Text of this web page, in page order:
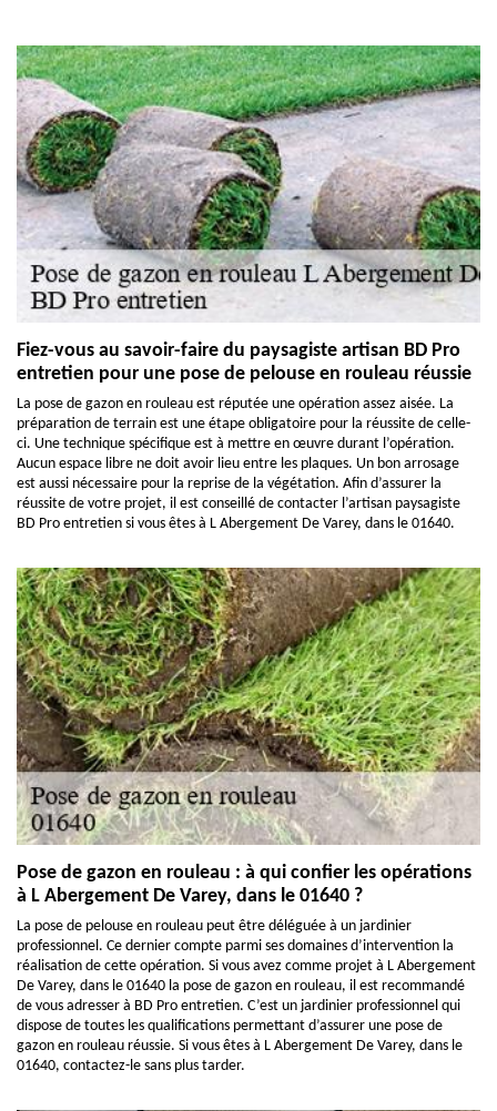
Fiez-vous au savoir-faire du paysagiste artisan BD Pro
entretien pour une pose de pelouse en rouleau réussie
La pose de gazon en rouleau est réputée une opération assez aisée. La
préparation de terrain est une étape obligatoire pour la réussite de celle-
ci. Une technique spécifique est à mettre en œuvre durant l’opération.
Aucun espace libre ne doit avoir lieu entre les plaques. Un bon arrosage
est aussi nécessaire pour la reprise de la végétation. Afin d’assurer la
réussite de votre projet, il est conseillé de contacter l’artisan paysagiste
BD Pro entretien si vous êtes à L Abergement De Varey, dans le 01640.
Pose de gazon en rouleau : à qui confier les opérations
à L Abergement De Varey, dans le 01640 ?
La pose de pelouse en rouleau peut être déléguée à un jardinier
professionnel. Ce dernier compte parmi ses domaines d’intervention la
réalisation de cette opération. Si vous avez comme projet à L Abergement
De Varey, dans le 01640 la pose de gazon en rouleau, il est recommandé
de vous adresser à BD Pro entretien. C’est un jardinier professionnel qui
dispose de toutes les qualifications permettant d’assurer une pose de
gazon en rouleau réussie. Si vous êtes à L Abergement De Varey, dans le
01640, contactez-le sans plus tarder.